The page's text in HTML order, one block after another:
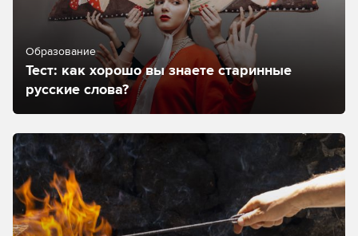
Образование
Тест: как хорошо вы знаете старинные
русские слова?